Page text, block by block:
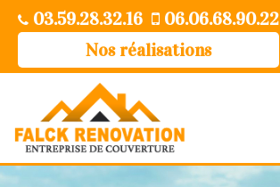
03.59.28.32.16
06.06.68.90.22
Nos réalisations